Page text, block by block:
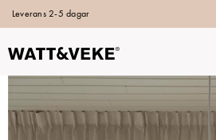
Leverans 2-5 dagar